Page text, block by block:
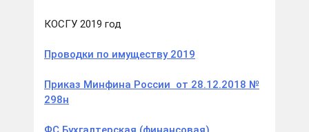
КОСГУ 2019 год
Проводки по имуществу 2019
Приказ Минфина России от 28.12.2018 №
298н